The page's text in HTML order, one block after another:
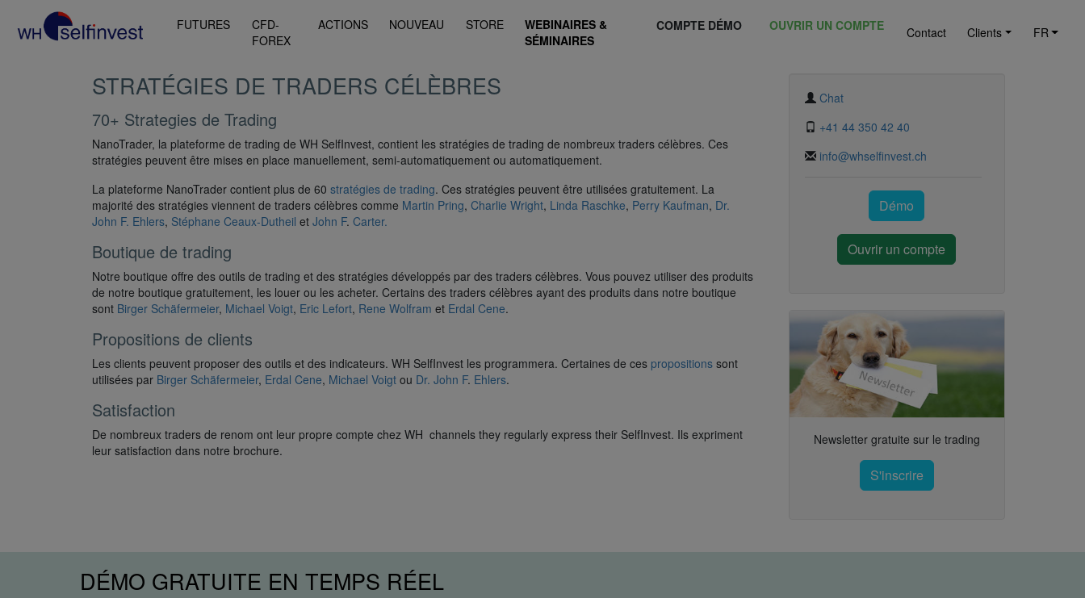
FUTURES
CFD-
FOREX
ACTIONS NOUVEAU STORE
WEBINAIRES &
SÉMINAIRES
COMPTE DÉMO OUVRIR UN COMPTE Contact Clients FR
Chat
+41 44 350 42 40
info@whselfinvest.ch
Démo
Ouvrir un compte
Newsletter gratuite sur le trading
S'inscrire
STRATÉGIES DE TRADERS CÉLÈBRES
70+ Strategies de Trading
NanoTrader, la plateforme de trading de WH SelfInvest, contient les stratégies de trading de nombreux traders célèbres. Ces
stratégies peuvent être mises en place manuellement, semi-automatiquement ou automatiquement.
La plateforme NanoTrader contient plus de 60 stratégies de trading. Ces stratégies peuvent être utilisées gratuitement. La
majorité des stratégies viennent de traders célèbres comme Martin Pring, Charlie Wright, Linda Raschke, Perry Kaufman, Dr.
John F. Ehlers, Stéphane Ceaux-Dutheil et John F. Carter.
Boutique de trading
Notre boutique offre des outils de trading et des stratégies développés par des traders célèbres. Vous pouvez utiliser des produits
de notre boutique gratuitement, les louer ou les acheter. Certains des traders célèbres ayant des produits dans notre boutique
sont Birger Schäfermeier, Michael Voigt, Eric Lefort, Rene Wolfram et Erdal Cene.
Propositions de clients
Les clients peuvent proposer des outils et des indicateurs. WH SelfInvest les programmera. Certaines de ces propositions sont
utilisées par Birger Schäfermeier, Erdal Cene, Michael Voigt ou Dr. John F. Ehlers.
Satisfaction
De nombreux traders de renom ont leur propre compte chez WH channels they regularly express their SelfInvest. Ils expriment
leur satisfaction dans notre brochure.
DÉMO GRATUITE EN TEMPS RÉEL